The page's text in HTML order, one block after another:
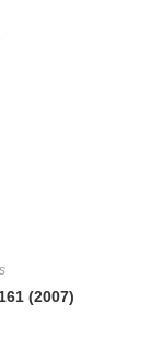
(2007)